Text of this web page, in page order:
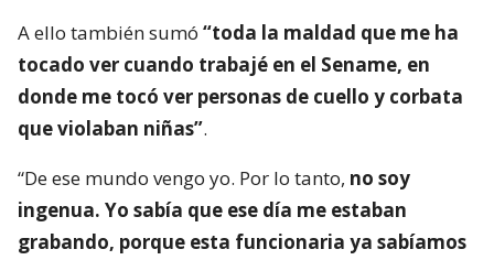
A ello también sumó “toda la maldad que me ha
tocado ver cuando trabajé en el Sename, en
donde me tocó ver personas de cuello y corbata
que violaban niñas”.
“De ese mundo vengo yo. Por lo tanto, no soy
ingenua. Yo sabía que ese día me estaban
grabando, porque esta funcionaria ya sabíamos